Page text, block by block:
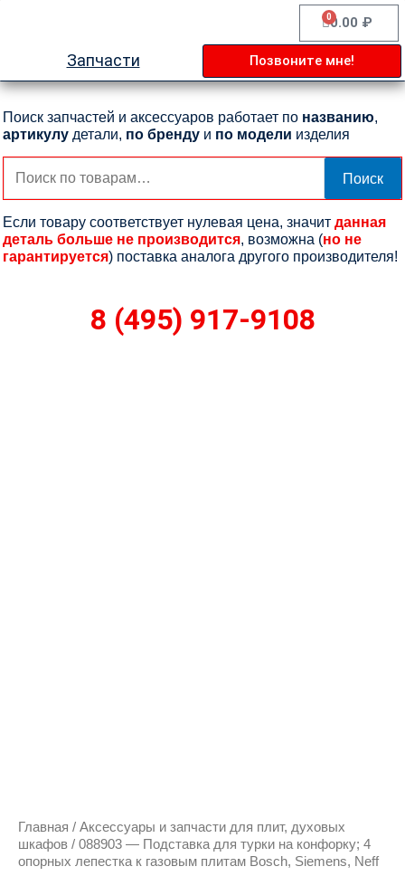
0.00 ₽
0
Cart
Запчасти Позвоните мне!
Поиск запчастей и аксессуаров работает по названию,
артикулу детали, по бренду и по модели изделия
Искать:
Поиск
Если товару соответствует нулевая цена, значит данная
деталь больше не производится, возможна (но не
гарантируется) поставка аналога другого производителя!
8 (495) 917-9108
Главная / Аксессуары и запчасти для плит, духовых
шкафов / 088903 — Подставка для турки на конфорку; 4
опорных лепестка к газовым плитам Bosch, Siemens, Neff